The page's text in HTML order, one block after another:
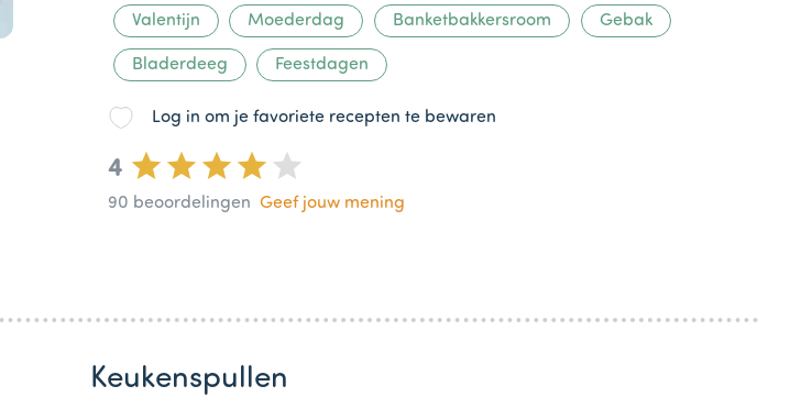
Valentijn Moederdag Banketbakkersroom Gebak
Bladerdeeg Feestdagen
Log in om je favoriete recepten te bewaren
4
90 beoordelingen Geef jouw mening
Keukenspullen